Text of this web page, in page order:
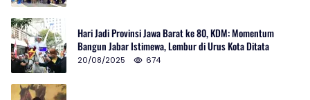
Hari Jadi Provinsi Jawa Barat ke 80, KDM: Momentum
Bangun Jabar Istimewa, Lembur di Urus Kota Ditata
20/08/2025 674